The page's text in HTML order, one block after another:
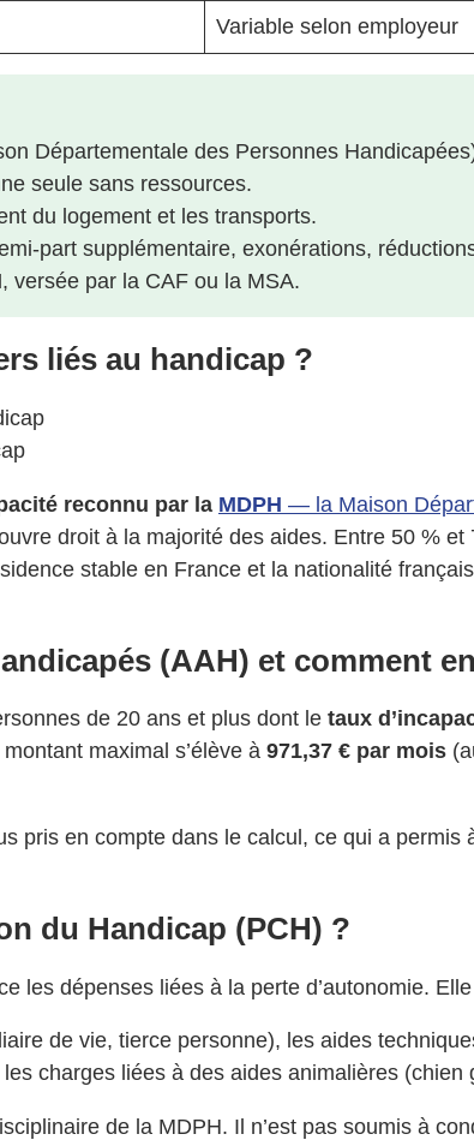
Variable selon employeur
Départementale des Personnes
seule sans ressources.
du logement et les transports.
part supplémentaire, exonérations,
, versée par la CAF ou la MSA.
liés au handicap ?
reconnu par la MDPH — la Maison
droit à la majorité des aides. Entre 50 %
stable en France et la nationalité
(AAH) et comment
de 20 ans et plus dont le taux
maximal s’élève à 971,37 € par mois
pris en compte dans le calcul, ce qui a
du Handicap (PCH) ?
dépenses liées à la perte d’autonomie.
de vie, tierce personne), les aides
charges liées à des aides animalières (chien
de la MDPH. Il n’est pas soumis à